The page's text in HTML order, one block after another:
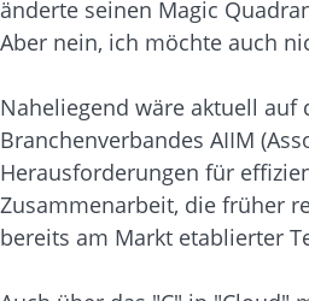
änderte seinen Magic
Aber nein, ich möchte auch
Naheliegend wäre aktuell auf
Branchenverbandes AIIM
Herausforderungen für
Zusammenarbeit, die früher
bereits am Markt etablierter